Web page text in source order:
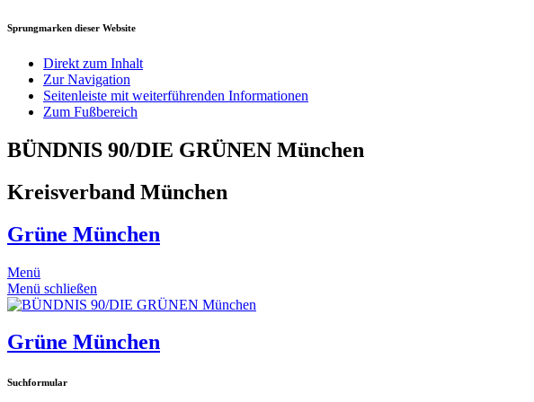
Sprungmarken dieser Website
Direkt zum Inhalt
Zur Navigation
Seitenleiste mit weiterführenden Informationen
Zum Fußbereich
BÜNDNIS 90/DIE GRÜNEN München
Kreisverband München
Grüne München
Menü
Menü schließen
Grüne München
Suchformular